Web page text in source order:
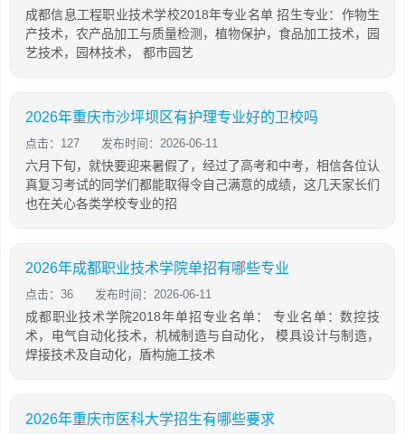
成都信息工程职业技术学校2018年专业名单 招生专业：作物生
产技术，农产品加工与质量检测，植物保护，食品加工技术，园
艺技术，园林技术， 都市园艺
2026年重庆市沙坪坝区有护理专业好的卫校吗
点击：127 发布时间：2026-06-11
六月下旬，就快要迎来暑假了，经过了高考和中考，相信各位认
真复习考试的同学们都能取得令自己满意的成绩，这几天家长们
也在关心各类学校专业的招
2026年成都职业技术学院单招有哪些专业
点击：36 发布时间：2026-06-11
成都职业技术学院2018年单招专业名单： 专业名单：数控技
术，电气自动化技术，机械制造与自动化， 模具设计与制造，
焊接技术及自动化，盾构施工技术
2026年重庆市医科大学招生有哪些要求